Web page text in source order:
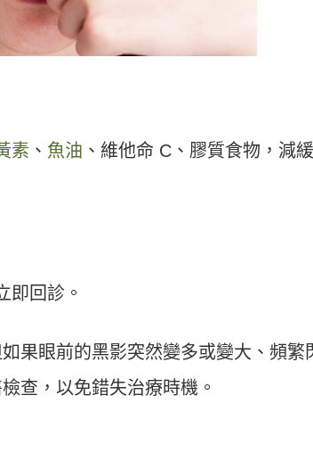
素 、 魚油 、維他命 C、膠質食物，減
即回診。
果眼前的黑影突然變多或變大、頻繁
查，以免錯失治療時機。